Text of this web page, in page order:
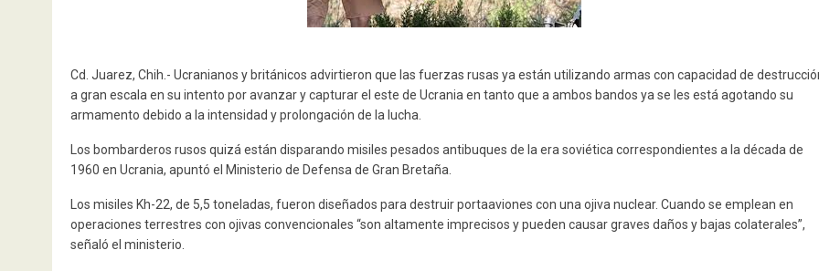
Cd. Juarez, Chih.- Ucranianos y británicos advirtieron que las fuerzas rusas ya están utilizando armas con capacidad de
a gran escala en su intento por avanzar y capturar el este de Ucrania en tanto que a ambos bandos ya se les está agotando su
armamento debido a la intensidad y prolongación de la lucha.
Los bombarderos rusos quizá están disparando misiles pesados antibuques de la era soviética correspondientes a la década de
1960 en Ucrania, apuntó el Ministerio de Defensa de Gran Bretaña.
Los misiles Kh-22, de 5,5 toneladas, fueron diseñados para destruir portaaviones con una ojiva nuclear. Cuando se emplean en
operaciones terrestres con ojivas convencionales “son altamente imprecisos y pueden causar graves daños y bajas colaterales”,
señaló el ministerio.